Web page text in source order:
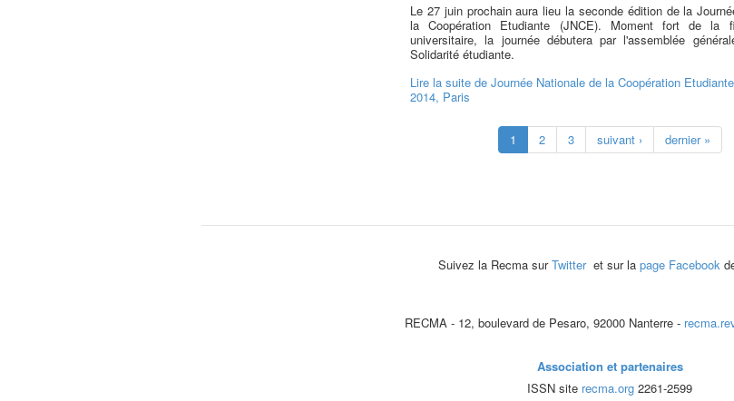
Le 27 juin prochain aura lieu la seconde édition de la
la Coopération Etudiante (JNCE). Moment fort de la
universitaire, la journée débutera par l'assemblée
Solidarité étudiante.
Lire la suite de Journée Nationale de la Coopération
2014, Paris
1 2 3 suivant › dernier »
Suivez la Recma surTwitter et sur la page Facebook
RECMA - 12, boulevard de Pesaro, 92000 Nanterre -
Association et partenaires
ISSN site recma.org 2261-2599